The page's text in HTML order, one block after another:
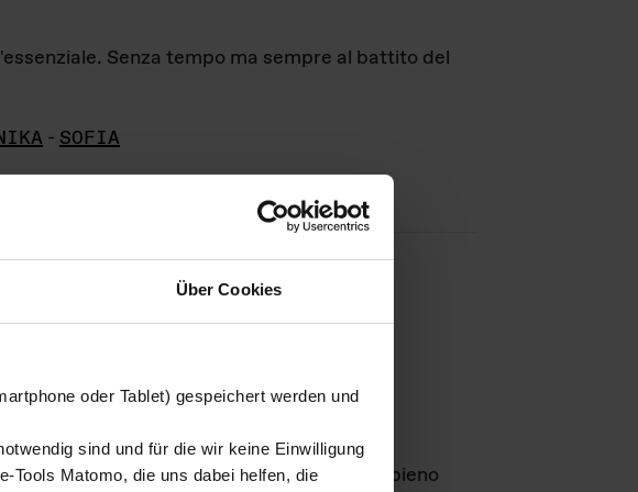
Über Cookies
oder Tablet) gespeichert werden und
sind und für die wir keine Einwilligung
Tools Matomo, die uns dabei helfen, die
Senza tempo ma sempre al battito del
- SOFIA
daDas ganze LebenGmbH e rimangono in pieno